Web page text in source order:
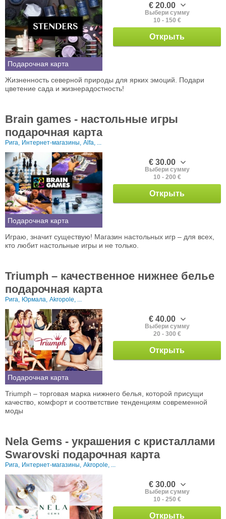
Подарочная карта
€ 20.00
Выбери сумму
10 - 150 €
Открыть
Жизненность северной природы для ярких эмоций. Подари
цветение сада и жизнерадостность!
Brain games - настольные игры
подарочная карта
Рига, Интернет-магазины, Alfa, ...
Подарочная карта
€ 30.00
Выбери сумму
10 - 200 €
Открыть
Играю, значит существую! Магазин настольных игр – для всех,
кто любит настольные игры и не только.
Triumph – качественное нижнее белье
подарочная карта
Рига, Юрмала, Akropole, ...
Подарочная карта
€ 40.00
Выбери сумму
20 - 300 €
Открыть
Triumph – торговая марка нижнего белья, которой присущи
качество, комфорт и соответствие тенденциям современной
моды
Nela Gems - украшения с кристаллами
Swarovski подарочная карта
Рига, Интернет-магазины, Akropole, ...
€ 30.00
Выбери сумму
10 - 250 €
Открыть